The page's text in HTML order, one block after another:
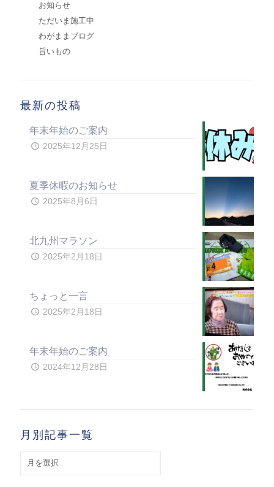
お知らせ
ただいま施工中
わがままブログ
旨いもの
最新の投稿
年末年始のご案内
2025年12月25日
夏季休暇のお知らせ
2025年8月6日
北九州マラソン
2025年2月18日
ちょっと一言
2025年2月18日
年末年始のご案内
2024年12月28日
月別記事一覧